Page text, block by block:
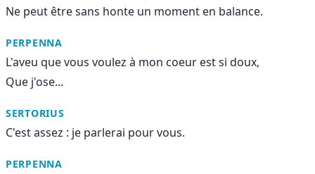
Ne peut être sans honte un moment en balance.
PERPENNA
L'aveu que vous voulez à mon coeur est si doux,
Que j'ose...
SERTORIUS
C'est assez : je parlerai pour vous.
PERPENNA